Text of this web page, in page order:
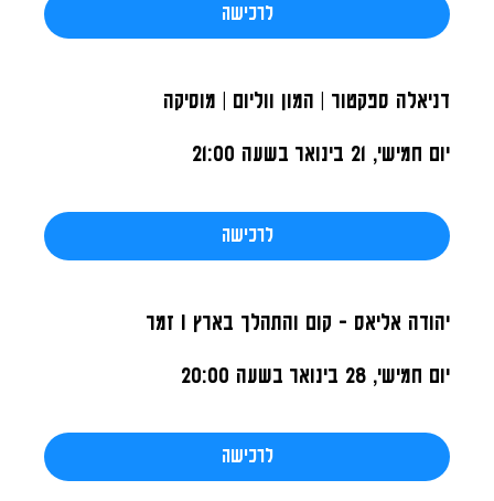
לרכישה
דניאלה ספקטור | המון ווליום | מוסיקה
יום חמישי, 21 בינואר בשעה 21:00
לרכישה
יהודה אליאס - קום והתהלך בארץ I זמר
יום חמישי, 28 בינואר בשעה 20:00
לרכישה